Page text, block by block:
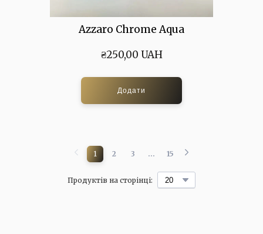
Azzaro Chrome Aqua
₴250,00 UAH
Додати
Продуктів на сторінці:
1 2 3 ... 15